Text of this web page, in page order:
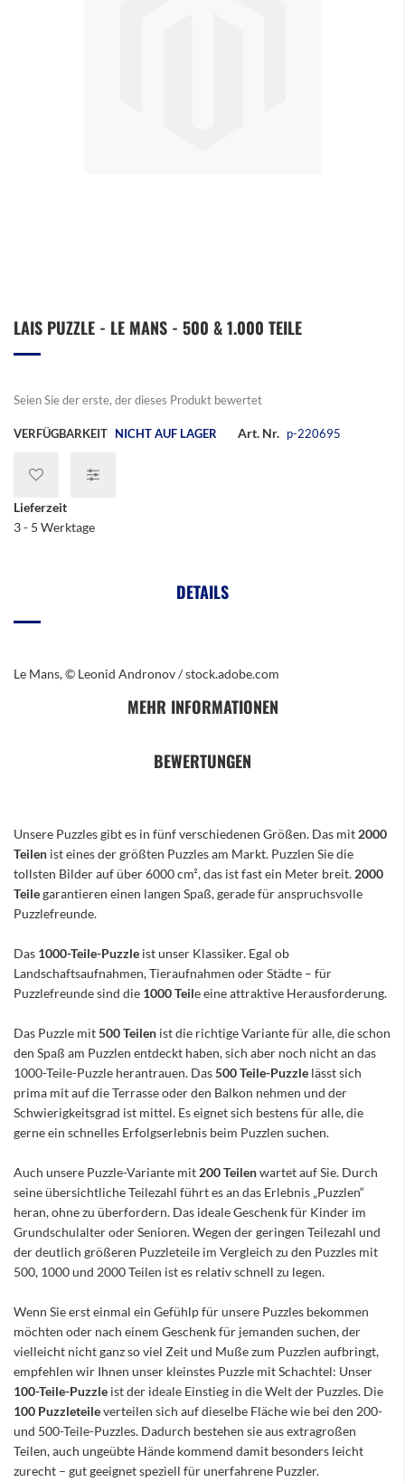
Anfang
LAIS PUZZLE - LE MANS - 500 & 1.000 TEILE
Seien Sie der erste, der dieses Produkt bewertet
VERFÜGBARKEIT NICHT AUF LAGER Art. Nr. p-220695
Lieferzeit
3 - 5 Werktage
DETAILS
Le Mans, © Leonid Andronov / stock.adobe.com
MEHR INFORMATIONEN
BEWERTUNGEN
Unsere Puzzles gibt es in fünf verschiedenen Größen. Das mit 2000
Teilen ist eines der größten Puzzles am Markt. Puzzlen Sie die
tollsten Bilder auf über 6000 cm², das ist fast ein Meter breit. 2000
Teilegarantieren einen langen Spaß, gerade für anspruchsvolle
Puzzlefreunde.
Das 1000-Teile-Puzzle ist unser Klassiker. Egal ob
Landschaftsaufnahmen, Tieraufnahmen oder Städte – für
Puzzlefreunde sind die 1000 Teile eine attraktive Herausforderung.
Das Puzzle mit500 Teilen ist die richtige Variante für alle, die schon
den Spaß am Puzzlen entdeckt haben, sich aber noch nicht an das
1000-Teile-Puzzle herantrauen. Das500 Teile-Puzzle lässt sich
prima mit auf die Terrasse oder den Balkon nehmen und der
Schwierigkeitsgrad ist mittel. Es eignet sich bestens für alle, die
gerne ein schnelles Erfolgserlebnis beim Puzzlen suchen.
Auch unsere Puzzle-Variante mit 200 Teilenwartet auf Sie. Durch
seine übersichtliche Teilezahl führt es an das Erlebnis „Puzzlen“
heran, ohne zu überfordern. Das ideale Geschenk für Kinder im
Grundschulalter oder Senioren. Wegen der geringen Teilezahl und
der deutlich größeren Puzzleteile im Vergleich zu den Puzzles mit
500, 1000 und 2000 Teilen ist es relativ schnell zu legen.
Wenn Sie erst einmal ein Gefühlp für unsere Puzzles bekommen
möchten oder nach einem Geschenk für jemanden suchen, der
vielleicht nicht ganz so viel Zeit und Muße zum Puzzlen aufbringt,
empfehlen wir Ihnen unser kleinstes Puzzle mit Schachtel: Unser
100-Teile-Puzzle ist der ideale Einstieg in die Welt der Puzzles. Die
100 Puzzleteileverteilen sich auf dieselbe Fläche wie bei den 200-
und 500-Teile-Puzzles. Dadurch bestehen sie aus extragroßen
Teilen, auch ungeübte Hände kommend damit besonders leicht
zurecht – gut geeignet speziell für unerfahrene Puzzler.